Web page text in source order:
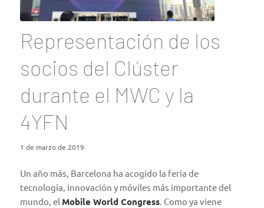
Representación de los
socios del Clúster
durante el MWC y la
4YFN
1 de marzo de 2019
Un año más, Barcelona ha acogido la feria de
tecnología, innovación y móviles más importante del
mundo, el Mobile World Congress. Como ya viene